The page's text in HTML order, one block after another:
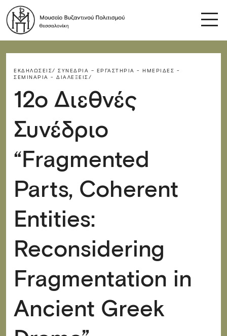
ΕΚΔΗΛΏΣΕΙΣ/ ΣΥΝΈΔΡΙΑ – ΕΡΓΑΣΤΉΡΙΑ - ΗΜΕΡΊΔΕΣ -
ΣΕΜΙΝΆΡΙΑ - ΔΙΑΛΈΞΕΙΣ/
12ο Διεθνές
Συνέδριο
“Fragmented
Parts, Coherent
Entities:
Reconsidering
Fragmentation in
Ancient Greek